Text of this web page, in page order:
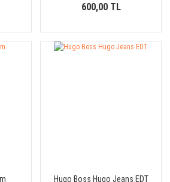
600,00 TL
Hugo Boss Hugo Jeans EDT